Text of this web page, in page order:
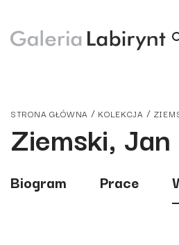
STRONA GŁÓWNA / KOLEKCJA /
Ziemski, Jan
Biogram Prace